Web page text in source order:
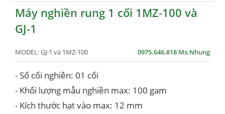
Máy nghiền rung 1 cối 1MZ-100 và
GJ-1
MODEL:GJ-1 và 1MZ-100 0975.646.818 Ms.Nhung
- Số cối nghiền: 01 cối
- Khối lượng mẫu nghiền max: 100 gam
- Kích thước hạt vào max: 12 mm